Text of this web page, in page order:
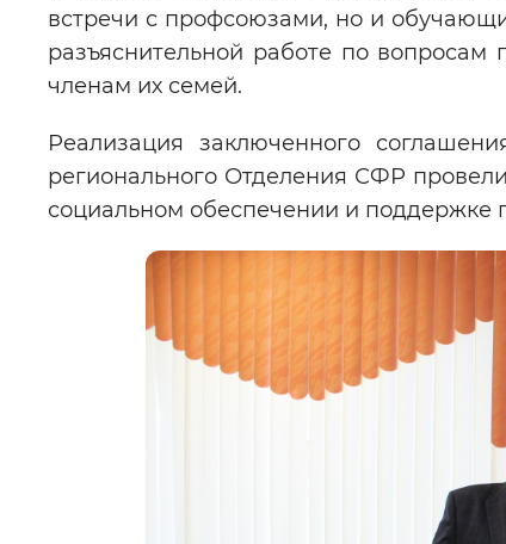
встречи с профсоюзами, но и
разъяснительной работе по вопросам
членам их семей.
Реализация заключенного
регионального Отделения СФР
социальном обеспечении и поддержке